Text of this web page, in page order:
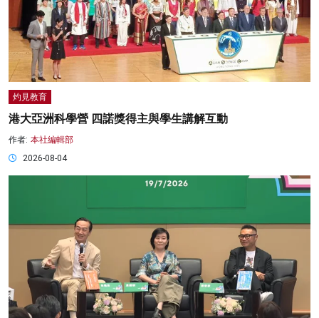
灼見教育
港大亞洲科學營 四諾獎得主與學生講解互動
作者: 本社編輯部
2026-08-04